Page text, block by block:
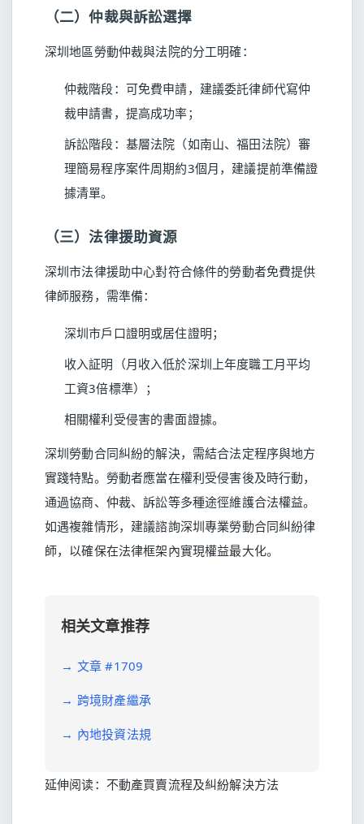
（二）仲裁與訴訟選擇
深圳地區勞動仲裁與法院的分工明確：
仲裁階段：可免費申請，建議委託律師代寫仲
裁申請書，提高成功率；
訴訟階段：基層法院（如南山、福田法院）審
理簡易程序案件周期約3個月，建議提前準備證
據清單。
（三）法律援助資源
深圳市法律援助中心對符合條件的勞動者免費提供
律師服務，需準備：
深圳市戶口證明或居住證明；
收入証明（月收入低於深圳上年度職工月平均
工資3倍標準）；
相關權利受侵害的書面證據。
深圳勞動合同糾紛的解決，需結合法定程序與地方
實踐特點。勞動者應當在權利受侵害後及時行動，
通過協商、仲裁、訴訟等多種途徑維護合法權益。
如遇複雜情形，建議諮詢深圳專業勞動合同糾紛律
師，以確保在法律框架內實現權益最大化。
相关文章推荐
→ 文章 #1709
→ 跨境財產繼承
→ 內地投資法規
延伸阅读： 不動產買賣流程及糾紛解決方法